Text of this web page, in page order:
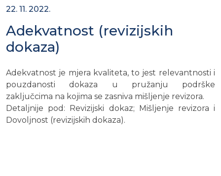
22. 11. 2022.
Adekvatnost (revizijskih
dokaza)
Adekvatnost je mjera kvaliteta, to jest relevantnosti i
pouzdanosti dokaza u pružanju podrške
zaključcima na kojima se zasniva mišljenje revizora.
Detaljnije pod: Revizijski dokaz; Mišljenje revizora i
Dovoljnost (revizijskih dokaza).